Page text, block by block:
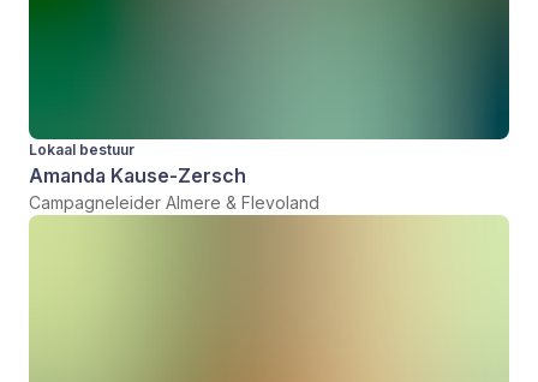
Lokaal bestuur
Amanda Kause-Zersch
Campagneleider Almere & Flevoland